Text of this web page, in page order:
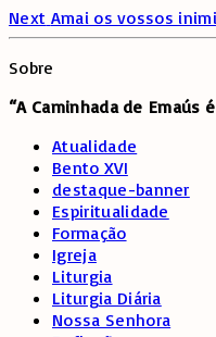
Next Amai os vossos
Sobre
“A Caminhada de Emaús
Atualidade
Bento XVI
destaque-banner
Espiritualidade
Formação
Igreja
Liturgia
Liturgia Diária
Nossa Senhora